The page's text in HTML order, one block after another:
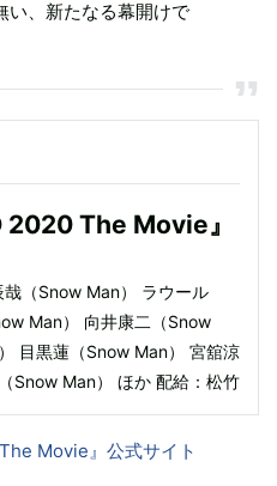
い、新たなる幕開けで
2020 The Movie』
（Snow Man） ラウール
Man） 向井康二（Snow
目黒蓮（Snow Man） 宮舘涼
Snow Man） ほか 配給：松竹
Movie』公式サイト